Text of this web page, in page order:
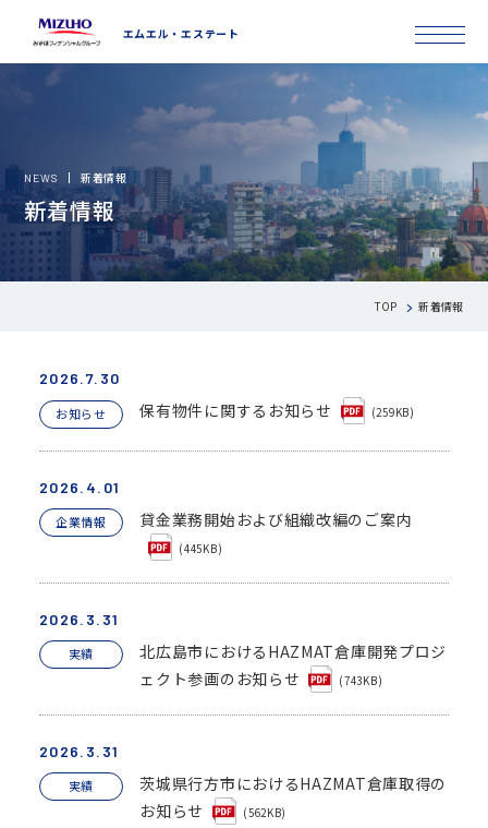
エムエル・エステート
NEWS 新着情報
新着情報
TOP 新着情報
2026.7.30
お知らせ 保有物件に関するお知らせ (259KB)
2026.4.01
企業情報 貸金業務開始および組織改編のご案内
(445KB)
2026.3.31
実績
北広島市におけるHAZMAT倉庫開発プロジ
ェクト参画のお知らせ
(743KB)
2026.3.31
実績
茨城県行方市におけるHAZMAT倉庫取得の
お知らせ
(562KB)